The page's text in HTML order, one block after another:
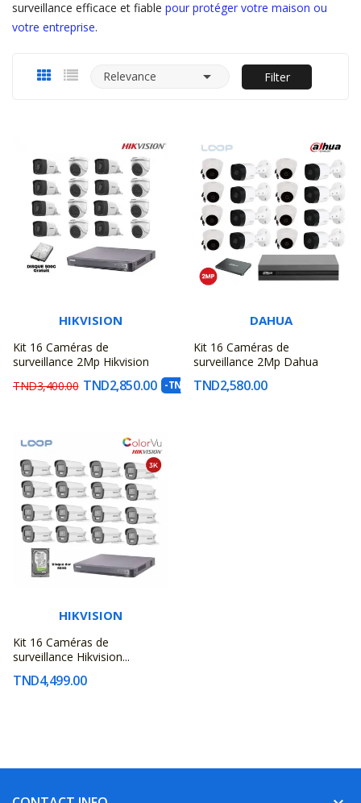
surveillance efficace et fiable pour protéger votre maison ou
votre entreprise.
Relevance  Filter
HIKVISION
Kit 16 Caméras de
surveillance 2Mp Hikvision
TND3,400.00 TND2,850.00 -TND550.00
DAHUA
Kit 16 Caméras de
surveillance 2Mp Dahua
TND2,580.00
HIKVISION
Kit 16 Caméras de
surveillance Hikvision...
TND4,499.00